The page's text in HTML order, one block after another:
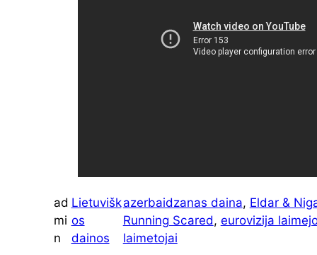
ad
mi
n
Lietuvišk
os
dainos
azerbaidzanas daina, Eldar &
Running Scared, eurovizija
laimetojai